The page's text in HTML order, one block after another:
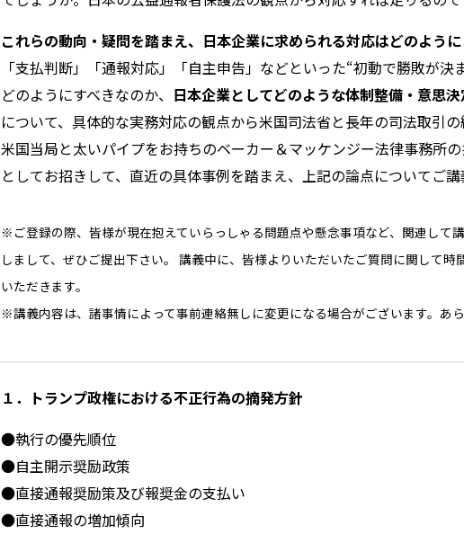
これらの動向・疑問を踏まえ、日本企業に求められる対応はどのように
「支払判断」「通報対応」「自主申告」などといった“初動で勝敗が決
どのようにすべきなのか、 日本企業としてどのような体制整備・意思
について、具体的な実務対応の観点から米国司法省と長年の司法取引の
米国当局と太いパイプをお持ちのベーカー＆マッケンジー法律事務所
としてお招きして、直近の具体事例を踏まえ、上記の論点についてご講
※ご登録の際、皆様が現在抱えていらっしゃる問題点や懸念事項など、関連して
しまして、ぜひご提出下さい。 講義中に、皆様よりいただいたご質問に関して時
いただきます。
※講義内容は、諸事情によって事前連絡無しに変更になる場合がございます。あら
１．トランプ政権における不正行為の摘発方針
●執行の優先順位
●自主開示奨励政策
●直接通報奨励策及び報奨金の支払い
●直接通報の増加傾向